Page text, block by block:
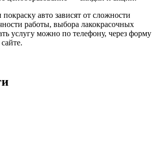
авто зависят от сложности
работы, выбора лакокрасочных
услугу можно по телефону, через форму